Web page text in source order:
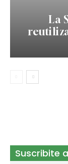
La
Suscribite